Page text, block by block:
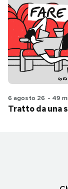
6 agosto 26 - 49
Tratto da una